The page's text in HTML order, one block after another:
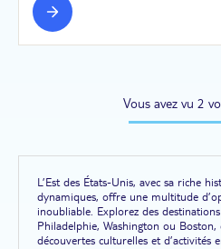
Vous avez vu 2
L’Est des États-Unis, avec sa riche
dynamiques, offre une multitude
inoubliable. Explorez des
Philadelphie, Washington ou
découvertes culturelles et d’activités